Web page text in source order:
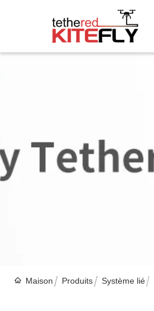
Maison Produits Système lié